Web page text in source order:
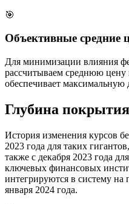
🎯
Объективные средние
Для минимизации влияния
рассчитываем среднюю
обеспечивает максимальную
Глубина
История изменения курсов
2023 года для таких
также с декабря 2023 года
ключевых финансовых
интегрируются в систему на
января 2024 года.